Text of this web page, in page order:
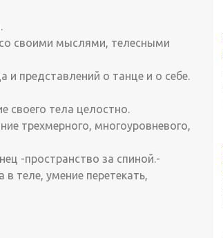
своими мыслями, телесными
представлений о танце и о себе.
своего тела целостно.
трехмерного, многоуровневого,
-пространство за спиной.-
теле, умение перетекать,